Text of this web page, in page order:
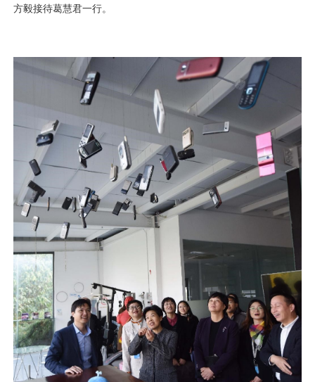
用户运营
AI应用工坊
海外推送
一键认证
营销数盘
人口数盘
品牌营销
城市治理
大数据精准宣防
银行数字化
智能风控
科技公益
合规指南
我的开发者中心
了解我们
公司简介
新闻动态
加入我们